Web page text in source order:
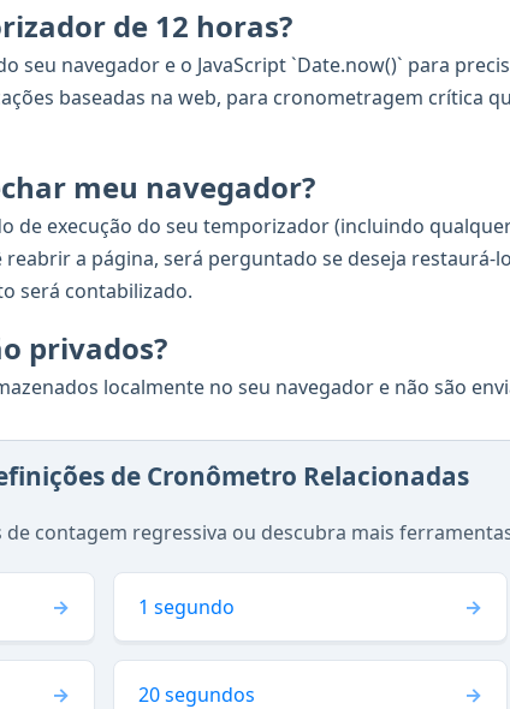
de 12 horas?
navegador e o JavaScript `Date.now()` para
baseadas na web, para cronometragem crítica
meu navegador?
de execução do seu temporizador (incluindo
a página, será perguntado se deseja restaurá-
será contabilizado.
privados?
localmente no seu navegador e não são
de Cronômetro Relacionadas
contagem regressiva ou descubra mais
1 segundo
20 segundos